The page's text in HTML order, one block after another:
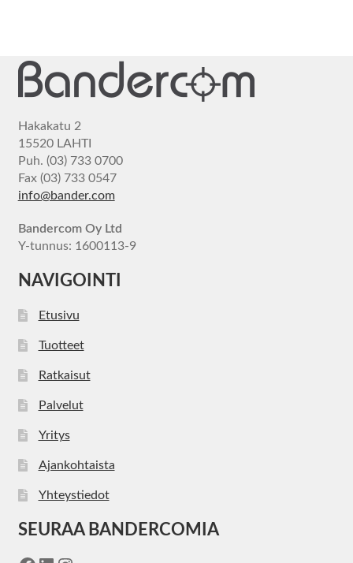
Hakakatu 2
15520 LAHTI
Puh. (03) 733 0700
Fax (03) 733 0547
info@bander.com
Bandercom Oy Ltd
Y-tunnus: 1600113-9
NAVIGOINTI
Etusivu
Tuotteet
Ratkaisut
Palvelut
Yritys
Ajankohtaista
Yhteystiedot
SEURAA BANDERCOMIA